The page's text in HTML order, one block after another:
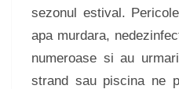
sezonul estival.
apa murdara,
numeroase si au
strand sau piscina ne